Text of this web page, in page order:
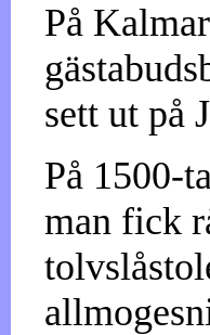
På
sett ut på
På 1500-
man fick